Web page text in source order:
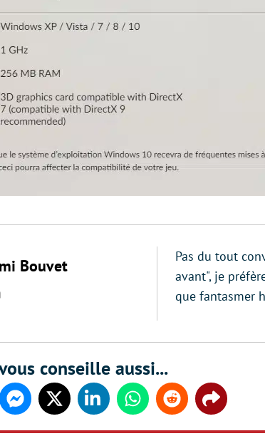
Bouvet
Pas du tout
avant", je
que fantasmer
conseille aussi...
MessengerTwitter LinkedinWhatsappReddit Share